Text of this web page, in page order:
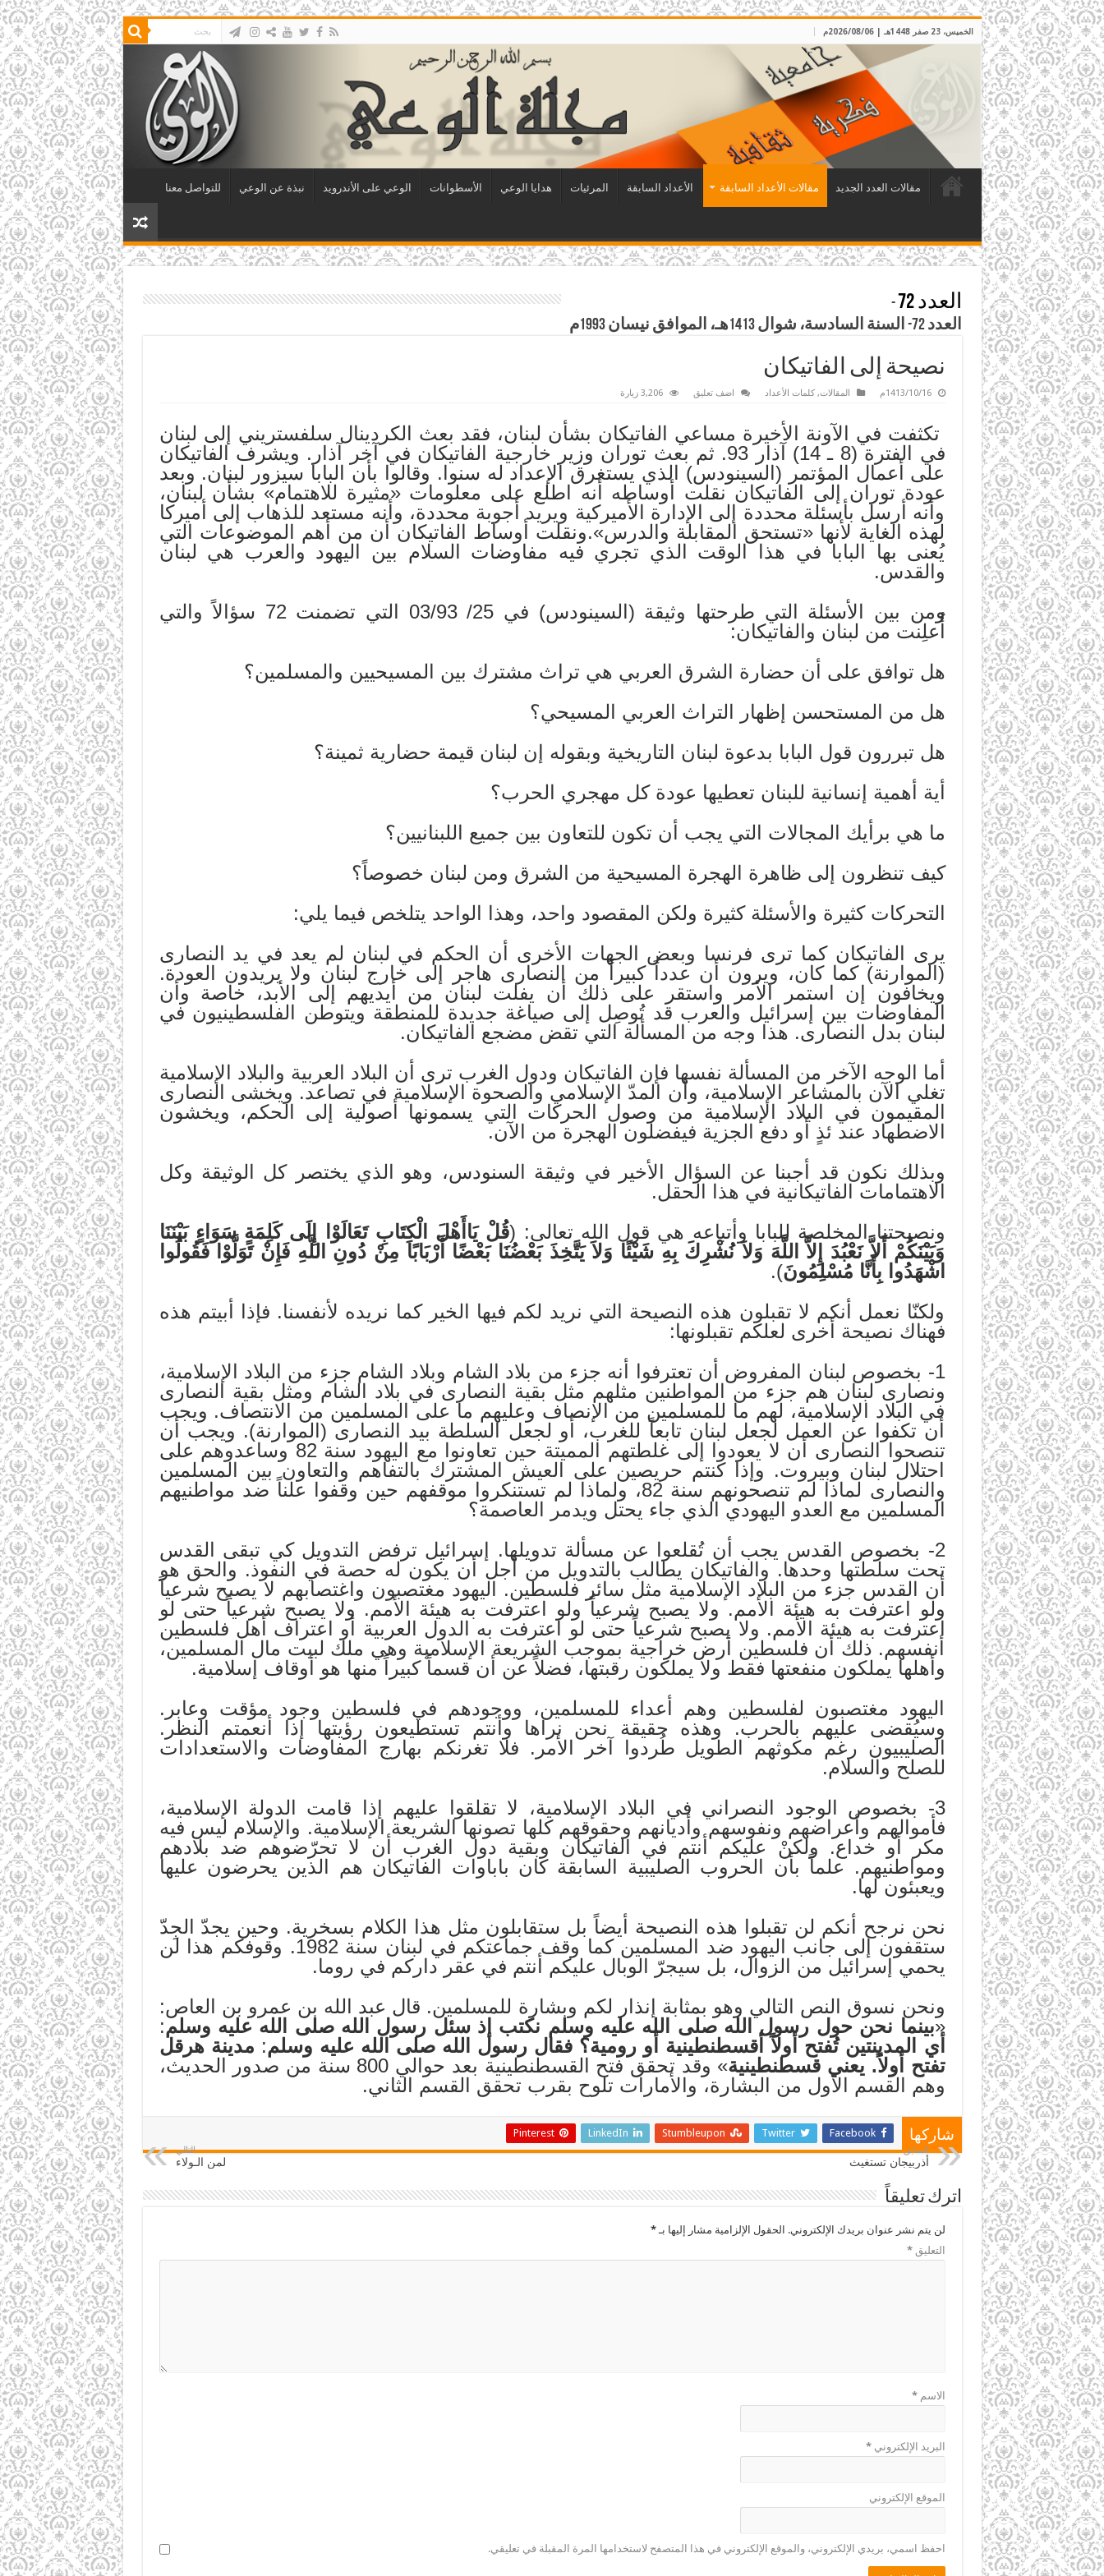
الخميس، 23 صفر 1448هـ | 2026/08/06م
مقالات العدد الجديد مقالات الأعداد السابقة الأعداد السابقة المرئيات هدايا الوعي الأسطوانات الوعي على الأندرويد نبذة عن الوعي للتواصل معنا
العدد 72
-
العدد 72- السنة السادسة، شوال 1413هـ، الموافق نيسان 1993م
نصيحة إلى الفاتيكان
1413/10/16م المقالات,كلمات الأعداد اضف تعليق 3,206 زيارة
تكثفت في الآونة الأخيرة مساعي الفاتيكان بشأن لبنان، فقد بعث الكردينال سلفستريني إلى لبنان
في الفترة (8 ـ 14) آذار 93. ثم بعث توران وزير خارجية الفاتيكان في آخر آذار. ويشرف الفاتيكان
على أعمال المؤتمر (السينودس) الذي يستغرق الإعداد له سنوا. وقالوا بأن البابا سيزور لبنان. وبعد
عودة توران إلى الفاتيكان نقلت أوساطه أنه اطلع على معلومات «مثيرة للاهتمام» بشأن لبنان،
وأنه أرسل بأسئلة محددة إلى الإدارة الأميركية ويريد أجوبة محددة، وأنه مستعد للذهاب إلى أميركا
لهذه الغاية لأنها «تستحق المقابلة والدرس».ونقلت أوساط الفاتيكان أن من أهم الموضوعات التي
يُعنى بها البابا في هذا الوقت الذي تجري فيه مفاوضات السلام بين اليهود والعرب هي لبنان
والقدس.
ومن بين الأسئلة التي طرحتها وثيقة (السينودس) في 25/ 03/93 التي تضمنت 72 سؤالاً والتي
أُعلِنت من لبنان والفاتيكان:
هل توافق على أن حضارة الشرق العربي هي تراث مشترك بين المسيحيين والمسلمين؟
هل من المستحسن إظهار التراث العربي المسيحي؟
هل تبررون قول البابا بدعوة لبنان التاريخية وبقوله إن لبنان قيمة حضارية ثمينة؟
أية أهمية إنسانية للبنان تعطيها عودة كل مهجري الحرب؟
ما هي برأيك المجالات التي يجب أن تكون للتعاون بين جميع اللبنانيين؟
كيف تنظرون إلى ظاهرة الهجرة المسيحية من الشرق ومن لبنان خصوصاً؟
التحركات كثيرة والأسئلة كثيرة ولكن المقصود واحد، وهذا الواحد يتلخص فيما يلي:
يرى الفاتيكان كما ترى فرنسا وبعض الجهات الأخرى أن الحكم في لبنان لم يعد في يد النصارى
(الموارنة) كما كان، ويرون أن عدداً كبيراً من النصارى هاجر إلى خارج لبنان ولا يريدون العودة.
ويخافون إن استمر الأمر واستقر على ذلك أن يفلت لبنان من أيديهم إلى الأبد، خاصة وأن
المفاوضات بين إسرائيل والعرب قد تُوصِل إلى صياغة جديدة للمنطقة ويتوطن الفلسطينيون في
لبنان بدل النصارى. هذا وجه من المسألة التي تقض مضجع الفاتيكان.
أما الوجه الآخر من المسألة نفسها فإن الفاتيكان ودول الغرب ترى أن البلاد العربية والبلاد الإسلامية
تغلي الآن بالمشاعر الإسلامية، وأن المدّ الإسلامي والصحوة الإسلامية في تصاعد. ويخشى النصارى
المقيمون في البلاد الإسلامية من وصول الحركات التي يسمونها أصولية إلى الحكم، ويخشون
الاضطهاد عند ئذٍ أو دفع الجزية فيفضلون الهجرة من الآن.
وبذلك نكون قد أجبنا عن السؤال الأخير في وثيقة السنودس، وهو الذي يختصر كل الوثيقة وكل
الاهتمامات الفاتيكانية في هذا الحقل.
ونصيحتنا المخلصة للبابا وأتباعه هي قول الله تعالى: (قُلْ يَاأَهْلَ الْكِتَابِ تَعَالَوْا إِلَى كَلِمَةٍ سَوَاءٍ بَيْنَنَا
وَبَيْنَكُمْ أَلاَّ نَعْبُدَ إِلاَّ اللَّهَ وَلاَ نُشْرِكَ بِهِ شَيْئًا وَلاَ يَتَّخِذَ بَعْضُنَا بَعْضًا أَرْبَابًا مِنْ دُونِ اللَّهِ فَإِنْ تَوَلَّوْا فَقُولُوا
اشْهَدُوا بِأَنَّا مُسْلِمُونَ).
ولكنّا نعمل أنكم لا تقبلون هذه النصيحة التي نريد لكم فيها الخير كما نريده لأنفسنا. فإذا أبيتم هذه
فهناك نصيحة أخرى لعلكم تقبلونها:
1- بخصوص لبنان المفروض أن تعترفوا أنه جزء من بلاد الشام وبلاد الشام جزء من البلاد الإسلامية،
ونصارى لبنان هم جزء من المواطنين مثلهم مثل بقية النصارى في بلاد الشام ومثل بقية النصارى
في البلاد الإسلامية، لهم ما للمسلمين من الإنصاف وعليهم ما على المسلمين من الانتصاف. ويجب
أن تكفوا عن العمل لجعل لبنان تابعاً للغرب، أو لجعل السلطة بيد النصارى (الموارنة). ويجب أن
تنصحوا النصارى أن لا يعودوا إلى غلطتهم المميتة حين تعاونوا مع اليهود سنة 82 وساعدوهم على
احتلال لبنان وبيروت. وإذا كنتم حريصين على العيش المشترك بالتفاهم والتعاون بين المسلمين
والنصارى لماذا لم تنصحونهم سنة 82، ولماذا لم تستنكروا موقفهم حين وقفوا علناً ضد مواطنيهم
المسلمين مع العدو اليهودي الذي جاء يحتل ويدمر العاصمة؟
2- بخصوص القدس يجب أن تُقلعوا عن مسألة تدويلها. إسرائيل ترفض التدويل كي تبقى القدس
تحت سلطتها وحدها. والفاتيكان يطالب بالتدويل من أجل أن يكون له حصة في النفوذ. والحق هو
أن القدس جزء من البلاد الإسلامية مثل سائر فلسطين. اليهود مغتصبون واغتصابهم لا يصبح شرعياً
ولو اعترفت به هيئة الأمم. ولا يصبح شرعياً ولو اعترفت به هيئة الأمم. ولا يصبح شرعياً حتى لو
اعترفت به هيئة الأمم. ولا يصبح شرعياً حتى لو اعترفت به الدول العربية أو اعتراف أهل فلسطين
أنفسهم. ذلك أن فلسطين أرض خراجية بموجب الشريعة الإسلامية وهي ملك لبيت مال المسلمين،
وأهلها يملكون منفعتها فقط ولا يملكون رقبتها، فضلاً عن أن قسماً كبيراً منها هو أوقاف إسلامية.
اليهود مغتصبون لفلسطين وهم أعداء للمسلمين، ووجودهم في فلسطين وجود مؤقت وعابر.
وسيُقضى عليهم بالحرب. وهذه حقيقة نحن نراها وأنتم تستطيعون رؤيتها إذا أنعمتم النظر.
الصليبيون رغم مكوثهم الطويل طُردوا آخر الأمر. فلا تغرنكم بهارج المفاوضات والاستعدادات
للصلح والسلام.
3- بخصوص الوجود النصراني في البلاد الإسلامية، لا تقلقوا عليهم إذا قامت الدولة الإسلامية،
فأموالهم وأعراضهم ونفوسهم وأديانهم وحقوقهم كلها تصونها الشريعة الإسلامية. والإسلام ليس فيه
مكر أو خداع. ولكنْ عليكم أنتم في الفاتيكان وبقية دول الغرب أن لا تحرّضوهم ضد بلادهم
ومواطنيهم. علماً بأن الحروب الصليبية السابقة كان باباوات الفاتيكان هم الذين يحرضون عليها
ويعبئون لها.
نحن نرجح أنكم لن تقبلوا هذه النصيحة أيضاً بل ستقابلون مثل هذا الكلام بسخرية. وحين يجدّ الجِدّ
ستقفون إلى جانب اليهود ضد المسلمين كما وقف جماعتكم في لبنان سنة 1982. وقوفكم هذا لن
يحمي إسرائيل من الزوال، بل سيجرّ الوبال عليكم أنتم في عقر داركم في روما.
ونحن نسوق النص التالي وهو بمثابة إنذار لكم وبشارة للمسلمين. قال عبد الله بن عمرو بن العاص:
«بينما نحن حول رسول الله صلى الله عليه وسلم نكتب إذ سئل رسول الله صلى الله عليه وسلم:
أي المدينتين تُفتح أولاً أقسطنطينية أو رومية؟ فقال رسول الله صلى الله عليه وسلم: مدينة هرقل
تفتح أولاً. يعني قسطنطينية
» وقد تحقق فتح القسطنطينية بعد حوالي 800 سنة من صدور الحديث،
وهم القسم الأول من البشارة، والأمارات تلوح بقرب تحقق القسم الثاني.
شاركها Facebook
Twitter
Stumbleupon
LinkedIn
Pinterest
السابق
أذربيجان تستغيث
التالي
لمن الـولاء
اترك تعليقاً
لن يتم نشر عنوان بريدك الإلكتروني. الحقول الإلزامية مشار إليها بـ*
التعليق*
الاسم*
البريد الإلكتروني*
الموقع الإلكتروني
احفظ اسمي، بريدي الإلكتروني، والموقع الإلكتروني في هذا المتصفح لاستخدامها المرة المقبلة في تعليقي.